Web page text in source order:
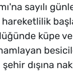
sayılı
küpe ve
şehir dışına